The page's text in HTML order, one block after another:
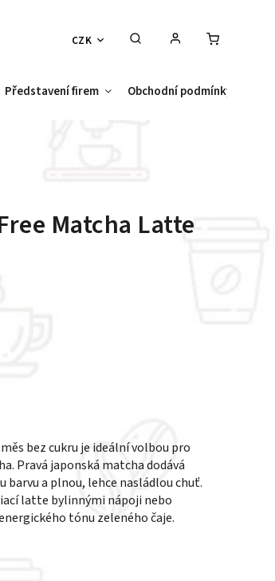
CZK
Představení firem Obchodní podmínky
Matcha Latte
bez cukru je ideální volbou pro
Pravá japonská matcha dodává
a plnou, lehce nasládlou chuť.
latte bylinnými nápoji nebo
tónu zeleného čaje.